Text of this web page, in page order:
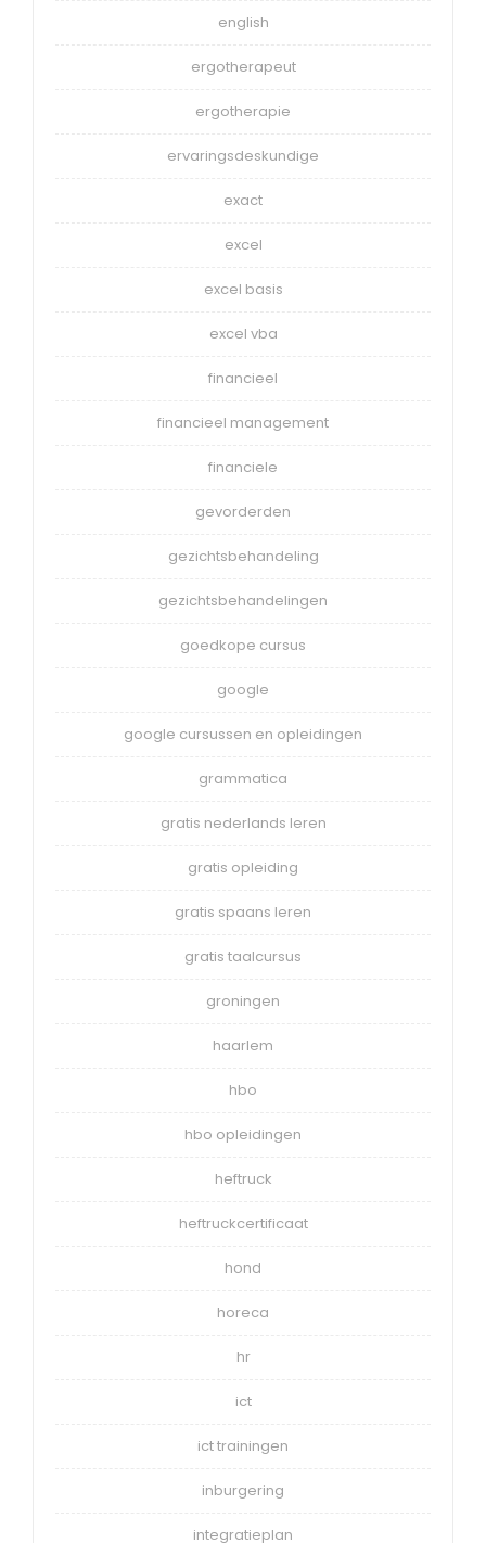
english
ergotherapeut
ergotherapie
ervaringsdeskundige
exact
excel
excel basis
excel vba
financieel
financieel management
financiele
gevorderden
gezichtsbehandeling
gezichtsbehandelingen
goedkope cursus
google
google cursussen en opleidingen
grammatica
gratis nederlands leren
gratis opleiding
gratis spaans leren
gratis taalcursus
groningen
haarlem
hbo
hbo opleidingen
heftruck
heftruckcertificaat
hond
horeca
hr
ict
ict trainingen
inburgering
integratieplan